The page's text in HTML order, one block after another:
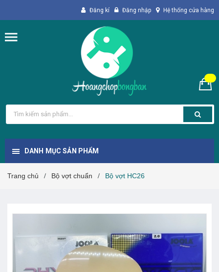
Đăng kí Đăng nhập Hệ thống cửa hàng
DANH MỤC SẢN PHẨM
Trang chủ / Bộ vợt chuẩn / Bộ vợt HC26